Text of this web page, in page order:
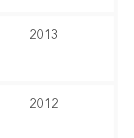
2013
2012